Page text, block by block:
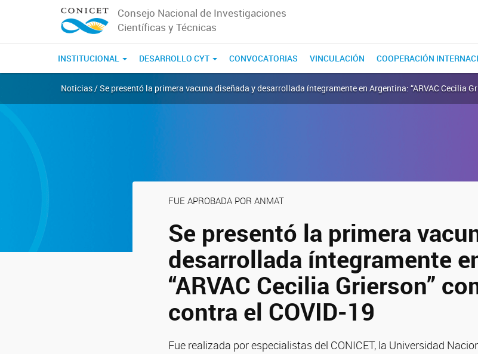
Consejo Nacional de Investigaciones
Científicas y Técnicas
INSTITUCIONAL DESARROLLO CYT CONVOCATORIAS VINCULACIÓN COOPERACIÓN
Noticias / Se presentó la primera vacuna diseñada y desarrollada íntegramente en Argentina: “ARVAC Cecilia
FUE APROBADA POR ANMAT
Se presentó la primera
desarrollada íntegramente
“ARVAC Cecilia Grierson”
contra el COVID-19
Fue realizada por especialistas del CONICET, la Universidad